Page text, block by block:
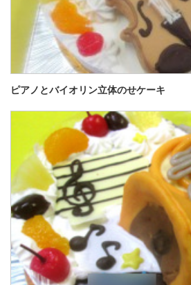
ピアノとバイオリン立体のせケーキ